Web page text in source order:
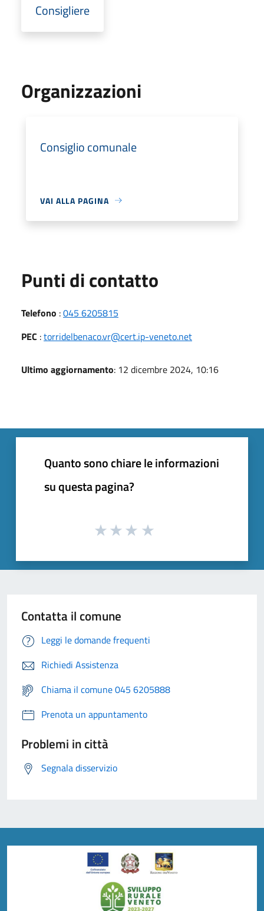
Consigliere
Organizzazioni
Consiglio comunale
VAI ALLA PAGINA
Punti di contatto
Telefono :045 6205815
PEC :torridelbenaco.vr@cert.ip-veneto.net
Ultimo aggiornamento: 12 dicembre 2024, 10:16
Quanto sono chiare le informazioni
su questa pagina?
Contatta il comune
Leggi le domande frequenti
Richiedi Assistenza
Chiama il comune 045 6205888
Prenota un appuntamento
Problemi in città
Segnala disservizio